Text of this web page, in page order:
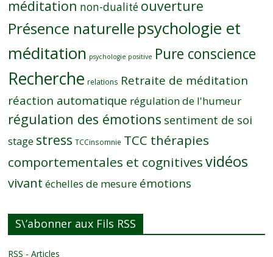
méditation non-dualité ouverture
Présence naturelle psychologie et
méditation psychologie positive Pure conscience
Recherche relations Retraite de méditation
réaction automatique régulation de l'humeur
régulation des émotions sentiment de soi
stage stress TCCinsomnie TCC thérapies
comportementales et cognitivesvidéos
vivant échelles de mesure émotions
S\’abonner aux Fils RSS
RSS - Articles